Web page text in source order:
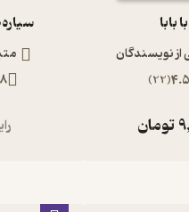
با بابا
نویسندگان
4.5
(
22
)
تومان